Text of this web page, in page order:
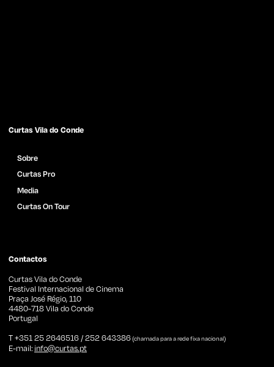
Curtas Vila do Conde
Sobre
Curtas Pro
Media
Catálogo de Filmes
Curtas On Tour
Contactos
Curtas Vila do Conde
Festival Internacional de Cinema
Praça José Régio, 110
4480-718 Vila do Conde
Portugal
T +351 25 2646516 / 252 643386(chamada para a rede fixa nacional)
E-mail: info@curtas.pt